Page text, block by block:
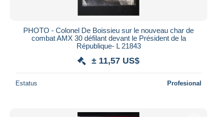
Todas las duraciones
Cerrando dentro
De US$
PHOTO - Colonel De Boissieu sur le nouveau char de
combat AMX 30 défilant devant le Président de la
République- L 21843
± 11,57 US$
Estatus Profesional